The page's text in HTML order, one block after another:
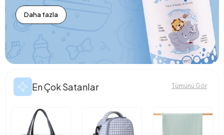
Daha fazla
En Çok Satanlar Tümünü Gör